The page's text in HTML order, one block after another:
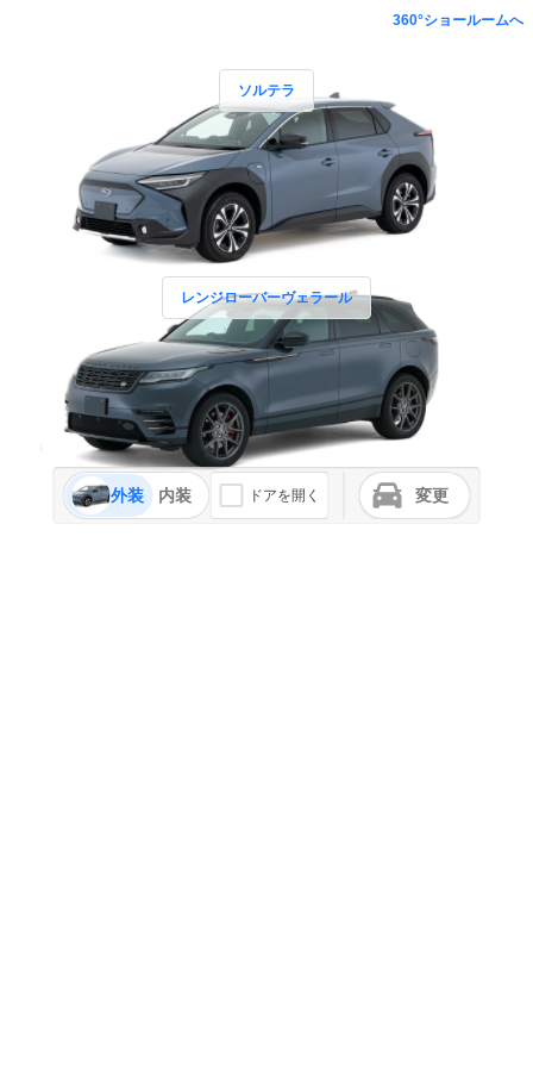
360°ショールームへ
ソルテラ
レンジローバーヴェラール
外装 内装 ドアを開く 変更